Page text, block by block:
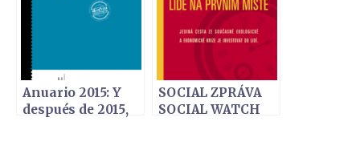
GLOBAL - Edición
española del
Informe Social
Watch 2011
Anuario 2015: Y
después de 2015,
SOCIAL ZPRÁVA
SOCIAL WATCH